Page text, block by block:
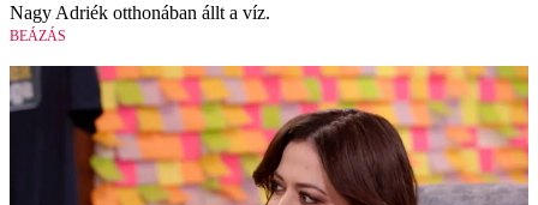
Nagy Adriék otthonában állt a víz.
BEÁZÁS